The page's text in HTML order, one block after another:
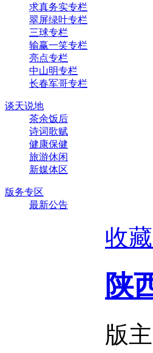
求真务实专栏
翠屏绿叶专栏
三球专栏
输赢一笑专栏
亮点专栏
中山明专栏
长春军哥专栏
谈天说地
茶余饭后
诗词歌赋
健康保健
旅游休闲
新媒体区
版务专区
最新公告
收
陕
版